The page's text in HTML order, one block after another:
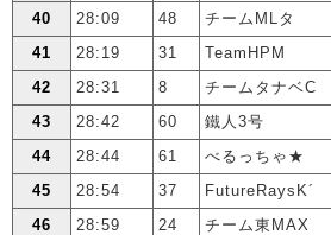
40
28:09 48
チームMLタ
41
28:19 31
TeamHPM
42
28:31 8
チームタナベC
43
28:42 60
鐵人3号
44
28:44 61
べるっちゃ★
45
28:54 37
FutureRaysK´
46
28:59 24
チーム東MAX